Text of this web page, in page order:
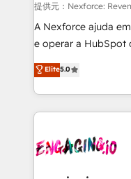
growth. 🚀 AI-Driven GTM Orchestration Unify
HubSpot with
media, and AI voice to
prospecting, follow-
knowledge retrieval—built
advanced optimization &
• Des Moines, IA •
提供元：Nexforce:
A Nexforce ajuda
e operar a HubSpot
previsibilidade de receita. Combinamos
Operations
estruturar
dados e
operacional de
Elite5.0